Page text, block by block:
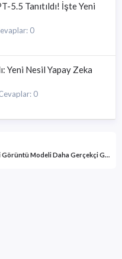
5.5 Tanıtıldı! İşte Yeni
0
Yeni Nesil Yapay Zeka
0
OpenAI ChatGPT Images 2.0 Tanıtıldı: Yeni Görüntü Modeli Daha Gerçekçi Görseller Üretiyor